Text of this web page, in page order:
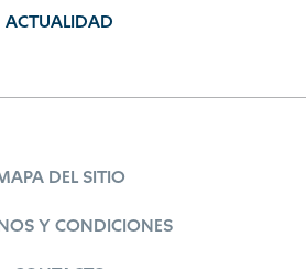
ACTUALIDAD
DEL SITIO
Y CONDICIONES